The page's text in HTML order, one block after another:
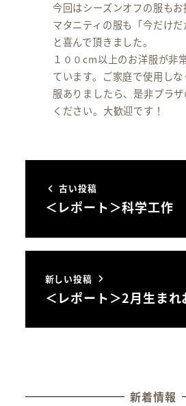
今回はシーズンオフの服もお
マタニティの服も「今だけだ
と喜んで頂きました。
１００cm以上のお洋服が非
ています。ご家庭で使用し
服ありましたら、是非プラ
ください。大歓迎です！
古い投稿
＜レポート＞科学工作
新しい投稿
＜レポート＞2月生まれ
新着情報